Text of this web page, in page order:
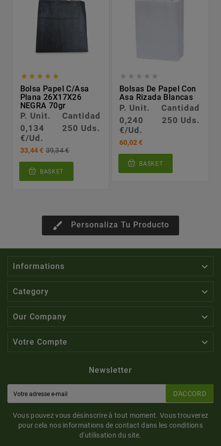
    
Bolsa Papel C/asa
Plana 26X17X26
NEGRA 70gr
P. Unit.
Cantidad
0,134
€/Ud.
250 Uds.
33,44 € 39,34 €
BASKET
    
Bolsas De Papel Con
Asa Rizada Blancas
P. Unit.
Cantidad
0,240
€/Ud.
250 Uds.
60,02 €
BASKET
brush Personaliza Tu Producto
Informations 
Category 
Our Company 
Votre Compte 
Newsletter
D'ACCORD
Vous pouvez vous désinscrire à tout moment. Vous trouverez
pour cela nos informations de contact dans les conditions
d'utilisation du site.